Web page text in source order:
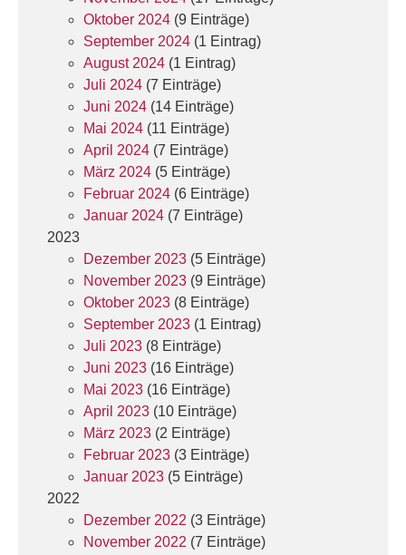
Oktober 2024 (9 Einträge)
September 2024 (1 Eintrag)
August 2024 (1 Eintrag)
Juli 2024 (7 Einträge)
Juni 2024 (14 Einträge)
Mai 2024 (11 Einträge)
April 2024 (7 Einträge)
März 2024 (5 Einträge)
Februar 2024 (6 Einträge)
Januar 2024 (7 Einträge)
2023
Dezember 2023 (5 Einträge)
November 2023 (9 Einträge)
Oktober 2023 (8 Einträge)
September 2023 (1 Eintrag)
Juli 2023 (8 Einträge)
Juni 2023 (16 Einträge)
Mai 2023 (16 Einträge)
April 2023 (10 Einträge)
März 2023 (2 Einträge)
Februar 2023 (3 Einträge)
Januar 2023 (5 Einträge)
2022
Dezember 2022 (3 Einträge)
November 2022 (7 Einträge)